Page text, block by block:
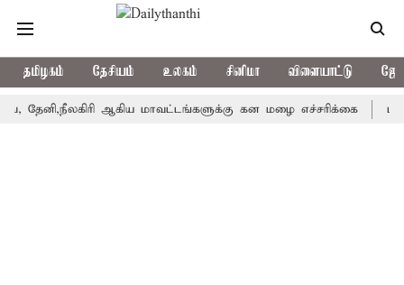
தமிழகம் தேசியம் உலகம் சினிமா விளையாட்டு
ஆகிய மாவட்டங்களுக்கு கன மழை எச்சரிக்கை